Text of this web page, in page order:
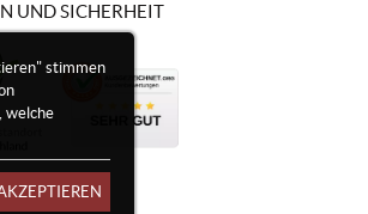
stimmen
welche
UND SICHERHEIT